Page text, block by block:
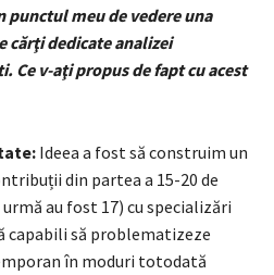
punctul meu de vedere una
cărţi dedicate analizei
Ce v-aţi propus de fapt cu acest
Ideea a fost să construim un
din partea a 15-20 de
au fost 17) cu specializări
capabili să problematizeze
în moduri totodată